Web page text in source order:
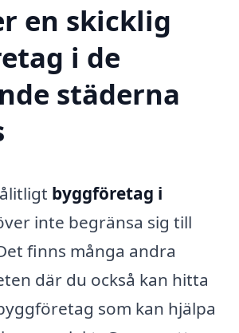
en skicklig
i de
städerna
byggföretag i
inte begränsa sig till
finns många andra
där du också kan hitta
som kan hjälpa